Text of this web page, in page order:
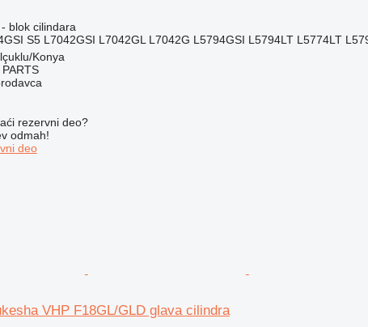
blok cilindara
S5 L7042GSI L7042GL L7042G L5794GSI L5794LT L5774LT
Konya
rezervni dеo?
odmah!
dеo
VHP F18GL/GLD glava cilindra